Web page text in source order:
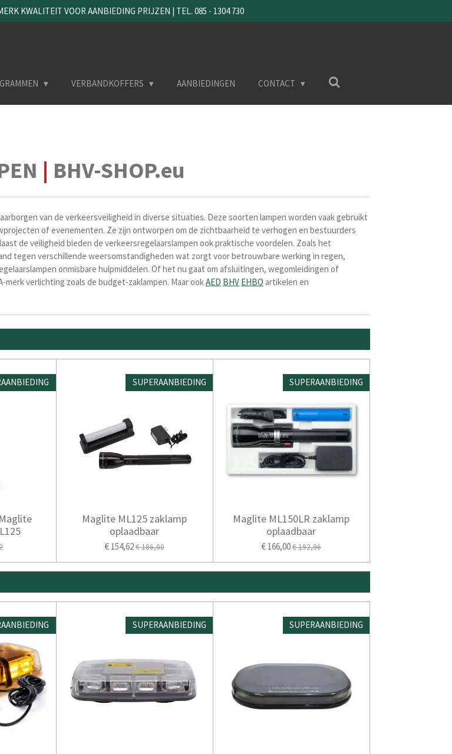
KWALITEIT VOOR AANBIEDING PRIJZEN | TEL. 085 - 1304 730
VERBANDKOFFERS AANBIEDINGEN CONTACT
| BHV-SHOP.eu
van de verkeersveiligheid in diverse situaties. Deze soorten lampen worden vaak gebruikt
of evenementen. Ze zijn ontworpen om de zichtbaarheid te verhogen en bestuurders
de veiligheid bieden de verkeersregelaarslampen ook praktische voordelen. Zoals het
tegen verschillende weersomstandigheden wat zorgt voor betrouwbare werking in regen,
onmisbare hulpmiddelen. Of het nu gaat om afsluitingen, wegomleidingen of
verlichting zoals de budget-zaklampen. Maar ookAED BHV EHBO artikelen en
SUPERAANBIEDING
Maglite ML125 zaklamp
oplaadbaar
€ 154,62€ 186,00
SUPERAANBIEDING
Maglite ML150LR zaklamp
oplaadbaar
€ 166,00€ 192,96
SUPERAANBIEDING SUPERAANBIEDING